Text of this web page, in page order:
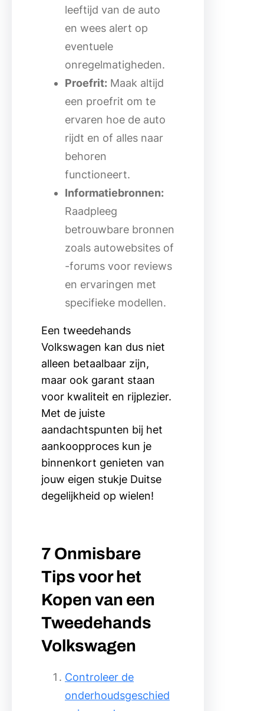
leeftijd van de auto
en wees alert op
eventuele
onregelmatigheden.
Proefrit: Maak altijd
een proefrit om te
ervaren hoe de auto
rijdt en of alles naar
behoren
functioneert.
Informatiebronnen:
Raadpleeg
betrouwbare bronnen
zoals autowebsites of
-forums voor reviews
en ervaringen met
specifieke modellen.
Een tweedehands
Volkswagen kan dus niet
alleen betaalbaar zijn,
maar ook garant staan
voor kwaliteit en rijplezier.
Met de juiste
aandachtspunten bij het
aankoopproces kun je
binnenkort genieten van
jouw eigen stukje Duitse
degelijkheid op wielen!
7 Onmisbare
Tips voor het
Kopen van een
Tweedehands
Volkswagen
Controleer de
onderhoudsgeschied